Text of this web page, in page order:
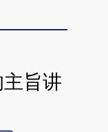
旨讲